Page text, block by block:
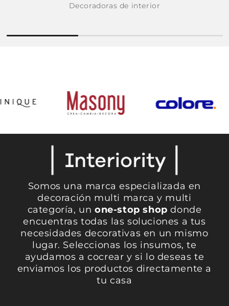
Decoradoras de interior
Somos una marca especializada en
decoración multi marca y multi
categoría, un one-stop shopdonde
encuentras todas las soluciones a tus
necesidades decorativas en un mismo
lugar. Seleccionas los insumos, te
ayudamos a cocrear y si lo deseas te
enviamos los productos directamente a
tu casa